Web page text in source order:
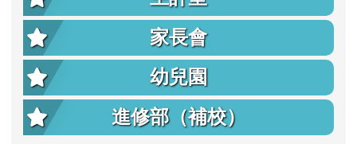
家長會
幼兒園
進修部（補校）